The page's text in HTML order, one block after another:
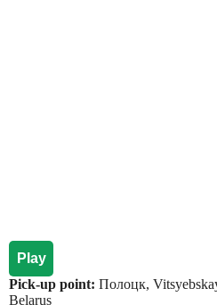
Play
Pick-up point: Полоцк,
Belarus